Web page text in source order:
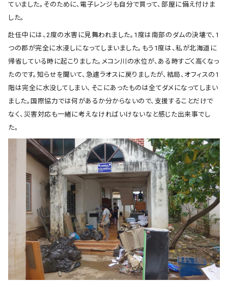
ていました。そのために、電子レンジも自分で買って、部屋に備え付けま
した。
赴任中には、2度の水害に見舞われました。1度は南部のダムの決壊で、1
つの郡が完全に水浸しになってしまいました。もう1度は、私が北海道に
帰省している時に起こりました。メコン川の水位が、ある時すごく高くなっ
たのです。知らせを聞いて、急遽ラオスに戻りましたが、結局、オフィスの1
階は完全に水没してしまい、そこにあったものは全てダメになってしまい
ました。国際協力では何があるか分からないので、支援することだけで
なく、災害対応も一緒に考えなければいけないなと感じた出来事でし
た。